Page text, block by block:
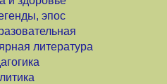
эпос
литература